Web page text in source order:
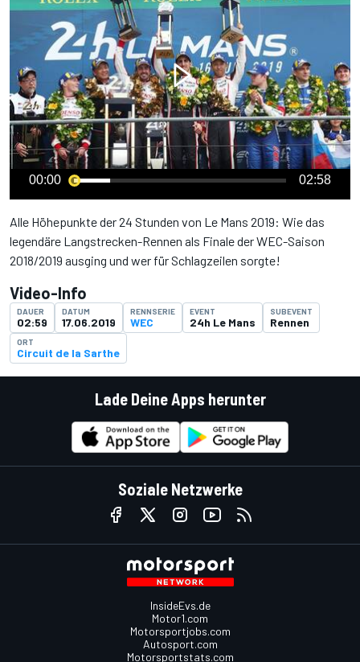
00:00 02:58
Alle Höhepunkte der 24 Stunden von Le Mans 2019: Wie das
legendäre Langstrecken-Rennen als Finale der WEC-Saison
2018/2019 ausging und wer für Schlagzeilen sorgte!
Video-Info
DAUER
02:59
DATUM
17.06.2019
RENNSERIE
WEC
EVENT
24h Le Mans
SUBEVENT
Rennen
ORT
Circuit de la Sarthe
Lade Deine Apps herunter
Soziale Netzwerke
InsideEvs.de
Motor1.com
Motorsportjobs.com
Autosport.com
Motorsportstats.com